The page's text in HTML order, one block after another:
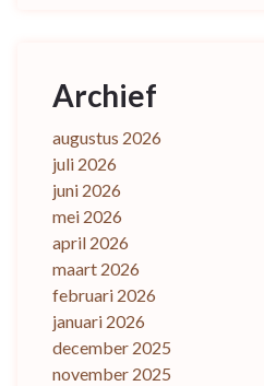
Archief
augustus 2026
juli 2026
juni 2026
mei 2026
april 2026
maart 2026
februari 2026
januari 2026
december 2025
november 2025